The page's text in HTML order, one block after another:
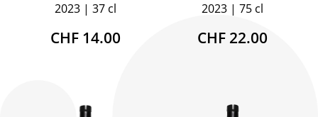
2023
37 cl
CHF 14.00
2023
75 cl
CHF 22.00